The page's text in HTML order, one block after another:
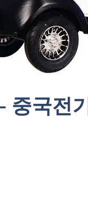
중국전